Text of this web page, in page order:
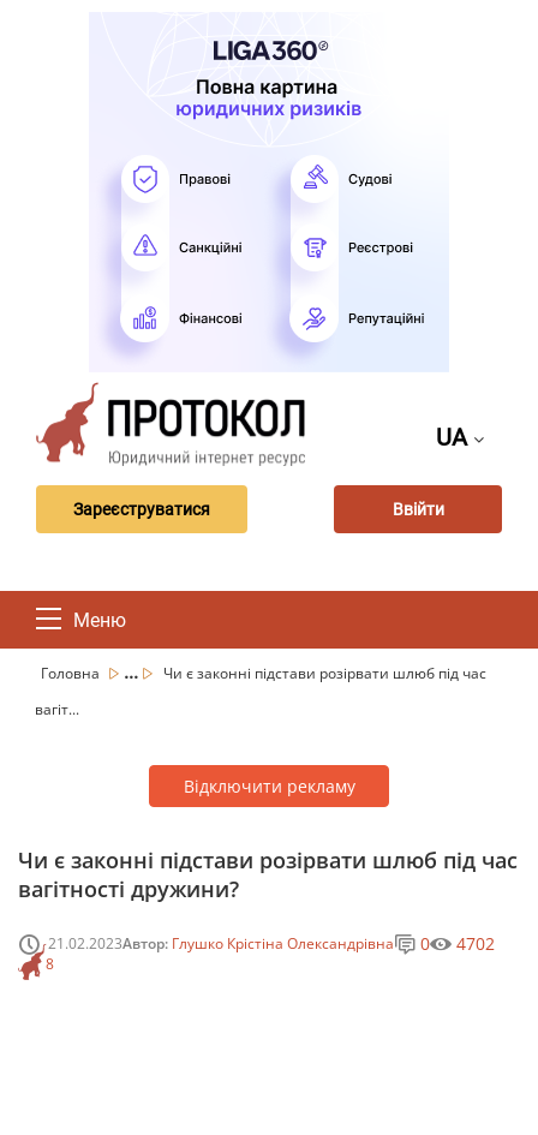
UA
Зареєструватися Ввійти
Меню
Головна ...
Чи є законні підстави розірвати шлюб під час
вагіт...
Відключити рекламу
Чи є законні підстави розірвати шлюб під час
вагітності дружини?
21.02.2023Автор: Глушко Крістіна Олександрівна
8
0 4702